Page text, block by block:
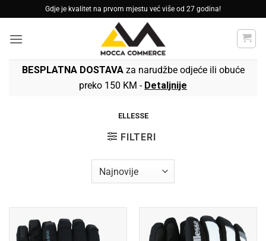
to
content
Gdje je kvalitet na prvom mjestu već više od 27 godina!
BESPLATNA DOSTAVAza narudžbe odjeće ili obuće
preko 150 KM - Detaljnije
ELLESSE
FILTERI